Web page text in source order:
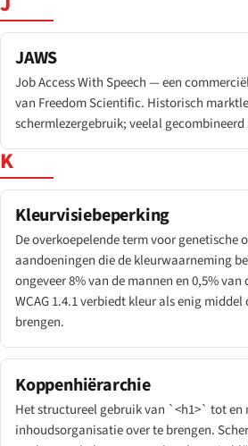
JAWS
Job Access With Speech — een
van Freedom Scientific. Historisch
schermlezergebruik; veelal gecombineerd
K
Kleurvisiebeperking
De overkoepelende term voor genetische
aandoeningen die de kleurwaarneming
ongeveer 8% van de mannen en 0,5%
WCAG 1.4.1 verbiedt kleur als enig
brengen.
Koppenhiërarchie
Het structureel gebruik van `<h1>` tot en
inhoudsorganisatie over te brengen.